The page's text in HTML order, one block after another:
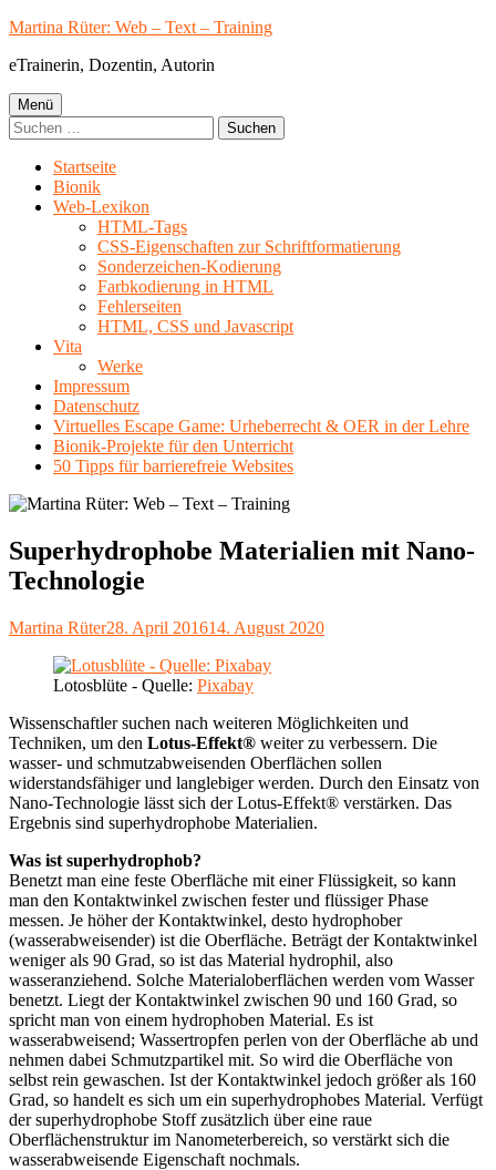
Springe
Inhalt
Martina Rüter: Web – Text – Training
eTrainerin, Dozentin, Autorin
Primäres
Menü
Menü
Suchen
nach:
Startseite
Bionik
Web-Lexikon
HTML-Tags
CSS-Eigenschaften zur Schriftformatierung
Sonderzeichen-Kodierung
Farbkodierung in HTML
Fehlerseiten
HTML, CSS und Javascript
Vita
Werke
Impressum
Datenschutz
Virtuelles Escape Game: Urheberrecht & OER in der Lehre
Bionik-Projekte für den Unterricht
50 Tipps für barrierefreie Websites
Superhydrophobe Materialien mit Nano-
Technologie
Autor
Martina RüterVeröffentlicht
28. April 201614. August 2020
Lotosblüte - Quelle: Pixabay
Wissenschaftler suchen nach weiteren Möglichkeiten und
Techniken, um den Lotus-Effekt® weiter zu verbessern. Die
wasser- und schmutzabweisenden Oberflächen sollen
widerstandsfähiger und langlebiger werden. Durch den Einsatz von
Nano-Technologie lässt sich der Lotus-Effekt® verstärken. Das
Ergebnis sind superhydrophobe Materialien.
Was ist superhydrophob?
Benetzt man eine feste Oberfläche mit einer Flüssigkeit, so kann
man den Kontaktwinkel zwischen fester und flüssiger Phase
messen. Je höher der Kontaktwinkel, desto hydrophober
(wasserabweisender) ist die Oberfläche. Beträgt der Kontaktwinkel
weniger als 90 Grad, so ist das Material hydrophil, also
wasseranziehend. Solche Materialoberflächen werden vom Wasser
benetzt. Liegt der Kontaktwinkel zwischen 90 und 160 Grad, so
spricht man von einem hydrophoben Material. Es ist
wasserabweisend; Wassertropfen perlen von der Oberfläche ab und
nehmen dabei Schmutzpartikel mit. So wird die Oberfläche von
selbst rein gewaschen. Ist der Kontaktwinkel jedoch größer als 160
Grad, so handelt es sich um ein superhydrophobes Material. Verfügt
der superhydrophobe Stoff zusätzlich über eine raue
Oberflächenstruktur im Nanometerbereich, so verstärkt sich die
wasserabweisende Eigenschaft nochmals.